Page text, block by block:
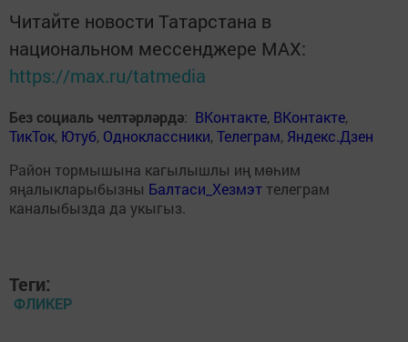
Читайте новости Татарстана в
национальном мессенджере MАХ:
https://max.ru/tatmedia
Без социаль челтәрләрдә: ВКонтакте, ВКонтакте,
ТикТок, Ютуб, Одноклассники,Телеграм, Яндекс.Дзен
Район тормышына кагылышлы иң мөһим
яңалыкларыбызны Балтаси_Хезмэт телеграм
каналыбызда да укыгыз.
Теги:
ФЛИКЕР